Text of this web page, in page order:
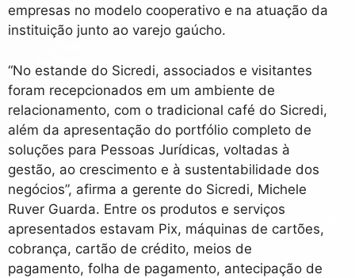
empresas no modelo cooperativo e na atuação da
instituição junto ao varejo gaúcho.
“No estande do Sicredi, associados e visitantes
foram recepcionados em um ambiente de
relacionamento, com o tradicional café do Sicredi,
além da apresentação do portfólio completo de
soluções para Pessoas Jurídicas, voltadas à
gestão, ao crescimento e à sustentabilidade dos
negócios”, afirma a gerente do Sicredi, Michele
Ruver Guarda. Entre os produtos e serviços
apresentados estavam Pix, máquinas de cartões,
cobrança, cartão de crédito, meios de
pagamento, folha de pagamento, antecipação de